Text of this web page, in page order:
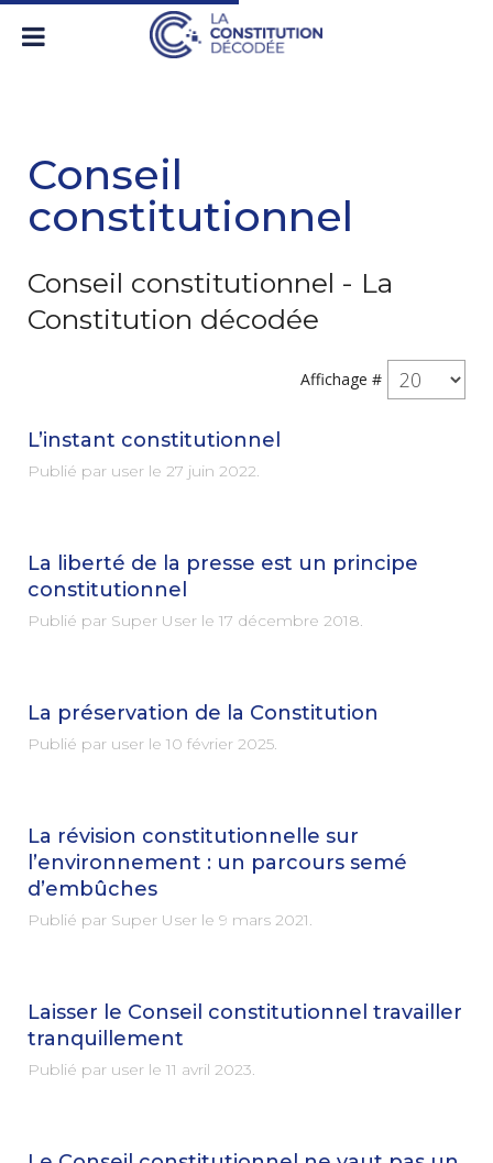
Conseil
constitutionnel
Conseil constitutionnel - La
Constitution décodée
Affichage #
L’instant constitutionnel
Publié par user le 27 juin 2022.
La liberté de la presse est un principe
constitutionnel
Publié par Super User le 17 décembre 2018.
La préservation de la Constitution
Publié par user le 10 février 2025.
La révision constitutionnelle sur
l’environnement : un parcours semé
d’embûches
Publié par Super User le 9 mars 2021.
Laisser le Conseil constitutionnel travailler
tranquillement
Publié par user le 11 avril 2023.